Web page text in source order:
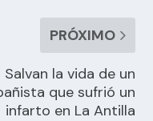
PRÓXIMO
Salvan la vida de un
que sufrió un
infarto en La Antilla